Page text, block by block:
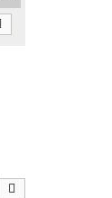
Suche